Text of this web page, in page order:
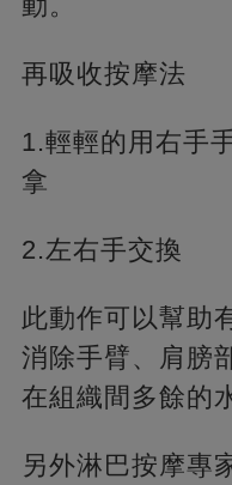
再吸收按摩法
1.輕輕的用右手
拿
2.左右手交換
此動作可以幫助
消除手臂、肩膀
在組織間多餘的
另外淋巴按摩專